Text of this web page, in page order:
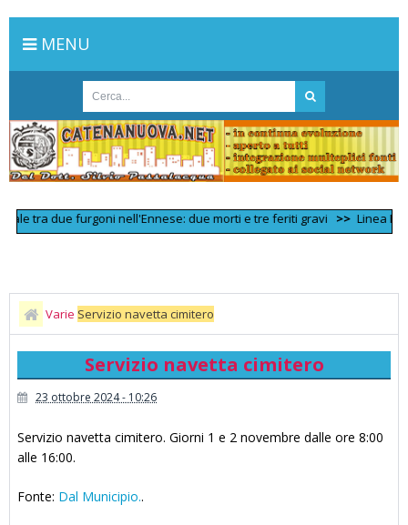
MENU
due furgoni nell'Ennese: due morti e tre feriti gravi >> Linea
Varie Servizio navetta cimitero
Servizio navetta cimitero
23 ottobre 2024 - 10:26
Servizio navetta cimitero. Giorni 1 e 2 novembre dalle ore 8:00
alle 16:00.
Fonte: Dal Municipio..